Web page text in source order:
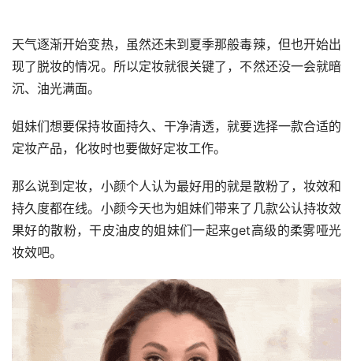
天气逐渐开始变热，虽然还未到夏季那般毒辣，但也开始出
现了脱妆的情况。所以定妆就很关键了，不然还没一会就暗
沉、油光满面。
姐妹们想要保持妆面持久、干净清透，就要选择一款合适的
定妆产品，化妆时也要做好定妆工作。
那么说到定妆，小颜个人认为最好用的就是散粉了，妆效和
持久度都在线。小颜今天也为姐妹们带来了几款公认持妆效
果好的散粉，干皮油皮的姐妹们一起来get高级的柔雾哑光
妆效吧。